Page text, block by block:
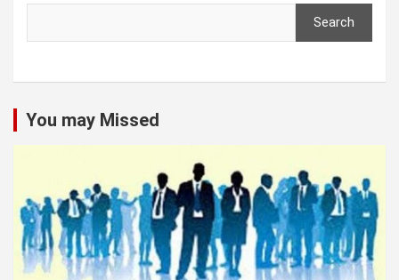
Search
You may Missed